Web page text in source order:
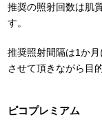
推奨の照射回数は肌
す。
推奨照射間隔は1か
させて頂きながら目
ピコプレミアム